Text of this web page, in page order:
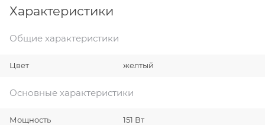
Характеристики
Общие характеристики
Цвет желтый
Основные характеристики
Мощность
151 Вт